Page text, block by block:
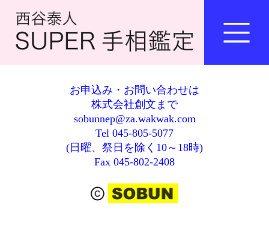
お申込み・お問い合わせは
株式会社創文まで
sobunnep@za.wakwak.com
Tel 045-805-5077
(日曜、祭日を除く10～18時)
Fax 045-802-2408